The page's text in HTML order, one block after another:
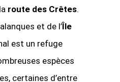
route des Crêtes.
et de l’Île
est un refuge
espèces
certaines d’entre